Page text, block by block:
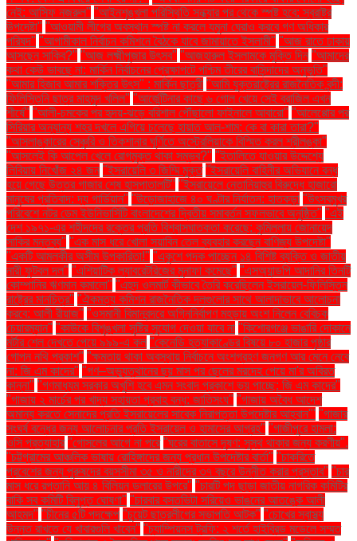
নেই: আসিফ নজরুল" "আইনশৃঙ্খলা পরিস্থিতি সন্ধ্যার পর থেকে স্পষ্ট হবে: স্বরাষ্ট্র
উপদেষ্টা" "আওয়ামী লীগের অবস্থান স্পষ্ট না করলে যমুনা ঘেরাও করবে গণ অধিকার
পরিষদ" "আগামীকাল নির্বাচন কমিশনে বৈঠকে যাবে জামায়াতে ইসলামী" "আজ রাতে ঢাকায়
আসছেন সাকিব?" "আজ লক্ষ্মীপূজার উৎসব" "আজহারুল ইসলামকে মুক্তি দিন "আমাদের
কথা কেউ ভাবছে না: মার্কিন নির্বাচনের প্রেক্ষাপটে পশ্চিম তীরের বাসিন্দাদের অনুভূতি"
"আমার হিজাব আমার শক্তির উৎস" : মার্কিন ছাত্রী "আমি যুক্তরাষ্ট্রের রাজনৈতিক বন্দী:
ফিলিস্তিনি ছাত্র মাহমুদ খলিল" "আর্জেন্টিনার কাছে ৬ গোল খেয়ে সেই ব্রাজিল এখন
শীর্ষে" "আলী-চমকের পর হৃদয়-ঝড়ে বরিশাল পৌঁছালো ফাইনালে আবারো" "আলেপ্পোর পর
সিরিয়ার অন্যান্য শহর দখলে এগিয়ে চলেছে হায়াত আল-শাম: কে বা কারা তারা?"
"আসলাঙ্কারের সেঞ্চুরি ও তিকশানার ঘূর্ণিতে অস্ট্রেলিয়াকে বিস্মিত করল শ্রীলঙ্কা"
"আসলেই কি আপেল খেলে রোগমুক্ত থাকা সম্ভব?" "ইতালিতে যাওয়ার উদ্দেশ্যে
লিবিয়ায় নিখোঁজ ২৪ জন "ইসরায়েলি ৩ জিম্মি মুক্ত "ইসরায়েলি বাহিনীর অভিযানে বন্ধ
হয়ে গেছে উত্তর গাজার শেষ হাসপাতালটি" "ইসরায়েলে নেতানিয়াহুর বিরুদ্ধে হাজারো
মানুষের প্রতিবাদ: দ্য গার্ডিয়ান" "উড়োজাহাজে ৪০ ঘণ্টার নির্যাতন: হাতকড়া "উৎসবমুখর
পরিবেশে নটর ডেম ইউনিভার্সিটি বাংলাদেশের দ্বিতীয় সমাবর্তন সফলভাবে অনুষ্ঠিত" "এই
দেশ ১৯৭১-এর শহীদদের রক্তের প্রতি বিশ্বাসঘাতকতা করেছে: কুমিল্লায় জোনায়েদ
সাকির মন্তব্য" "এক মাস ধরে খোলা সয়াবিন তেল ব্যবহার করছেন বাণিজ্য উপদেষ্টা"
"একটি আমলকীর অসীম উপকারিতা!" "একুশে পদক পাচ্ছেন ১৪ বিশিষ্ট ব্যক্তি ও জাতীয়
নারী ফুটবল দল" "এশিয়াটিক ল্যাবরেটরিজের মুনাফা কমেছে" "এসঅ্যান্ডপি আদানির তিনটি
কোম্পানির ঋণমান কমালো" "এহুদ ওলমার্ট কীভাবে তৈরি করেছিলেন ইসরায়েল-ফিলিস্তিন
রাষ্ট্রের মানচিত্র" "ঐকমত্য কমিশন রাজনৈতিক দলগুলোর সাথে আলাদাভাবে আলোচনা
করবে: আলী রীয়াজ" "ওসমানী বিমানবন্দরে অগ্নিনির্বাপণ মহড়ায় অংশ নিলেন বেবিচক
চেয়ারম্যান" "কাউকে বিশৃঙ্খলা সৃষ্টির সুযোগ দেওয়া যাবে না "কিশোরগঞ্জে ভাঙারি দোকানে
মর্টার শেল দেখতে পেয়ে ৯৯৯-এ কল "কেনেডি হত্যাকাণ্ডের বিষয়ে ৮০ হাজার পৃষ্ঠার
গোপন নথি প্রকাশ" "ক্ষমতায় থাকা অবস্থায় নির্বাচনে অংশগ্রহণ জনগণ আর মেনে নেবে
না: জি এম কাদের" "গণ–অভ্যুত্থানের ছয় মাস পর ছেলের মরদেহ পেয়ে মা'র অবিরত
কান্না" "গণমাধ্যম সরকার অখুশি হবে এমন সংবাদ প্রকাশে ভয় পাচ্ছে: জি এম কাদের"
"গাজায় ২ মার্চের পর খাদ্য সহায়তা প্রবাহ বন্ধ: জাতিসংঘ" "গাজায় অবৈধ আদেশ
অমান্য করতে সেনাদের প্রতি ইসরায়েলের সাবেক নিরাপত্তা উপদেষ্টার আহ্বান"' "গাজার
সংঘর্ষ বন্ধের জন্য আলোচনার প্রতি ইসরায়েল ও হামাসের আগ্রহ" "গাজীপুরে হামলা:
ওসি প্রত্যাহার "গোসলের আগে না পরে "ঘরের বাতাসে দূষণ: সুস্থ থাকার জন্য করণীয়".
"চট্টগ্রামের আঞ্চলিক ভাষায় রোহিঙ্গাদের জন্য প্রধান উপদেষ্টার বার্তা" "চাকরিতে
প্রবেশের জন্য পুরুষদের বয়সসীমা ৩৫ ও নারীদের ৩৭ বছরে উন্নীত করার প্রস্তাব" "চার
মাস ধরে রপ্তানি আয় ৪ বিলিয়ন ডলারের উপরে" "চারটি পদ ছাড়া জাতীয় নাগরিক কমিটির
বাকি সব কমিটি বিলুপ্ত ঘোষণা" "চারবার বসতভিটা সরিয়েও ভাঙনের আতঙ্কে আলী
আহমদ" "চীনের ৫টি পদক্ষেপ "চুয়েট ছাত্রলীগের সভাপতি আটক" "চোখের স্বাস্থ্য
উন্নত রাখতে যে খাবারগুলি খাবেন" "চ্যাম্পিয়নস ট্রফি: ২ শর্তে হাইব্রিড মডেলে সম্মত